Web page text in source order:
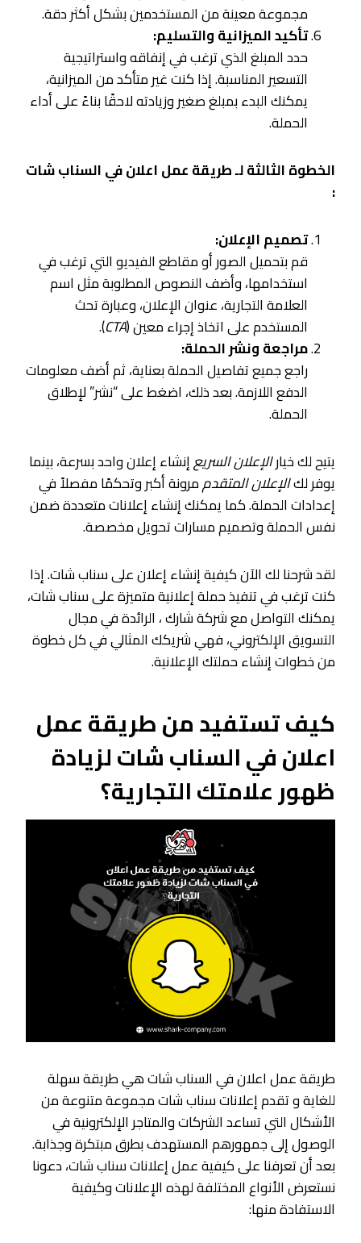
مجموعة معينة من المستخدمين بشكل أكثر دقة.
تأكيد الميزانية والتسليم:
حدد المبلغ الذي ترغب في إنفاقه واستراتيجية
التسعير المناسبة. إذا كنت غير متأكد من الميزانية،
يمكنك البدء بمبلغ صغير وزيادته لاحقًا بناءً على أداء
الحملة.
الخطوة الثالثة لـ طريقة عمل اعلان في السناب شات
:
تصميم الإعلان:
قم بتحميل الصور أو مقاطع الفيديو التي ترغب في
استخدامها، وأضف النصوص المطلوبة مثل اسم
العلامة التجارية، عنوان الإعلان، وعبارة تحث
المستخدم على اتخاذ إجراء معين (CTA
).
مراجعة ونشر الحملة:
راجع جميع تفاصيل الحملة بعناية، ثم أضف معلومات
الدفع اللازمة. بعد ذلك، اضغط على “نشر” لإطلاق
الحملة.
يتيح لك خيارالإعلان السريعإنشاء إعلان واحد بسرعة، بينما
يوفر لكالإعلان المتقدممرونة أكبر وتحكمًا مفصلاً في
إعدادات الحملة. كما يمكنك إنشاء إعلانات متعددة ضمن
نفس الحملة وتصميم مسارات تحويل مخصصة.
لقد شرحنا لك الآن كيفية إنشاء إعلان على سناب شات. إذا
كنت ترغب في تنفيذ حملة إعلانية متميزة على سناب شات،
يمكنك التواصل مع شركة شارك ، الرائدة في مجال
التسويق الإلكتروني، فهي شريكك المثالي في كل خطوة
من خطوات إنشاء حملتك الإعلانية.
كيف تستفيد من طريقة عمل
اعلان في السناب شات لزيادة
ظهور علامتك التجارية؟
طريقة عمل اعلان في السناب شات هي طريقة سهلة
للغاية و تقدم إعلانات سناب شات مجموعة متنوعة من
الأشكال التي تساعد الشركات والمتاجر الإلكترونية في
الوصول إلى جمهورهم المستهدف بطرق مبتكرة وجذابة.
بعد أن تعرفنا على كيفية عمل إعلانات سناب شات، دعونا
نستعرض الأنواع المختلفة لهذه الإعلانات وكيفية
الاستفادة منها: